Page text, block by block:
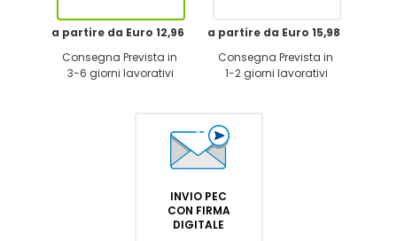
a partire da Euro 12,96
Consegna Prevista in
3-6 giorni lavorativi
a partire da Euro 15,98
Consegna Prevista in
1-2 giorni lavorativi
INVIO PEC
CON FIRMA
DIGITALE